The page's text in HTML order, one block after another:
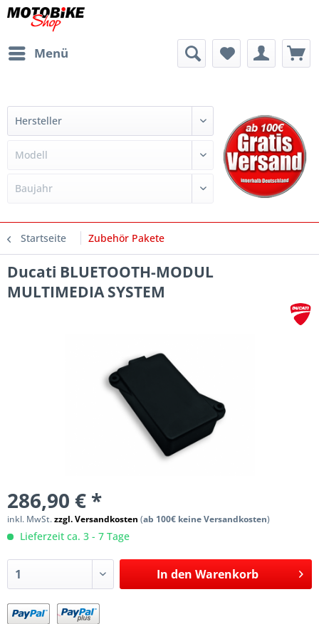
Menü
Startseite Zubehör Pakete
Ducati BLUETOOTH-MODUL
MULTIMEDIA SYSTEM
286,90 € *
inkl. MwSt.zzgl. Versandkosten (ab 100€ keine Versandkosten)
Lieferzeit ca. 3 - 7 Tage
In den Warenkorb